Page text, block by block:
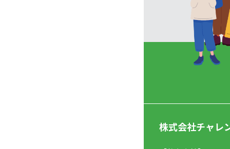
株式会社チャレ